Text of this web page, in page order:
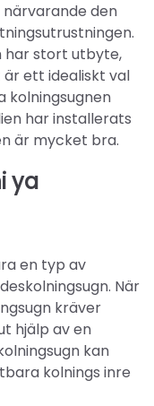
den
har stort utbyte,
ett idealiskt val
kolningsugnen
har installerats
är mycket bra.
ya
en typ av
När
kräver
hjälp av en
kan
kolnings inre